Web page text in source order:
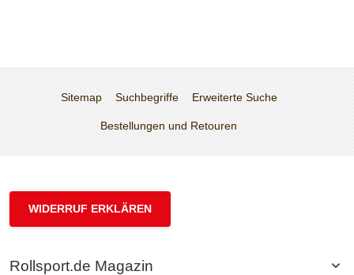
Sitemap Suchbegriffe Erweiterte Suche
Bestellungen und Retouren
WIDERRUF ERKLÄREN
Rollsport.de Magazin